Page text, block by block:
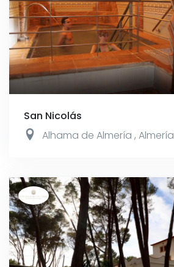
San Nicolás
Alhama de Almería , Almería